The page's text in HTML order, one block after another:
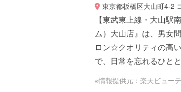
東京都板橋区大山町4-2
【東武東上線・大山
ム）大山店』は、男女
ロン☆クオリティの高
で、日常を忘れるひと
※情報提供元：楽天ビュー